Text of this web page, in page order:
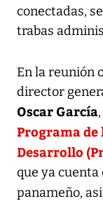
conectadas,
trabas
En la reunión
director
Oscar García
Programa de
Desarrollo
que ya
panameño,